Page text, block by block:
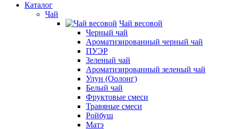
Каталог
Чай
Чай весовой
Черный чай
Ароматизированный черный чай
ПУЭР
Зеленый чай
Ароматизированный зеленый чай
Улун (Оолонг)
Белый чай
Фруктовые смеси
Травяные смеси
Ройбуш
Матэ